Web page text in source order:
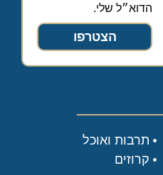
הדוא״ל שלי.
הצטרפו
תרבות ואוכל
קרוזים